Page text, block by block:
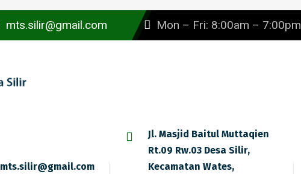
mts.silir@gmail.com Mon – Fri: 8:00am – 7:00pm
mts.silir@gmail.com
Jl. Masjid Baitul Muttaqien
Rt.09 Rw.03 Desa Silir,
Kecamatan Wates,